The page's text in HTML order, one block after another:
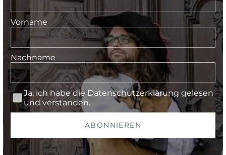
Vorname
Nachname
Ja, ich habe die Datenschutzerklärung gelesen
und verstanden.
ABONNIEREN